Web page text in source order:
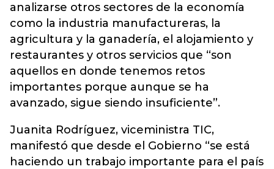
analizarse otros sectores de la economía
como la industria manufactureras, la
agricultura y la ganadería, el alojamiento y
restaurantes y otros servicios que “son
aquellos en donde tenemos retos
importantes porque aunque se ha
avanzado, sigue siendo insuficiente”.
Juanita Rodríguez, viceministra TIC,
manifestó que desde el Gobierno “se está
haciendo un trabajo importante para el país